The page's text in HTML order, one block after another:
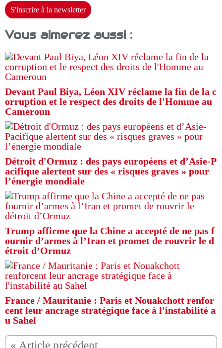
S'inscrire à la newsletter
Vous aimerez aussi :
Devant Paul Biya, Léon XIV réclame la fin de la c
orruption et le respect des droits de l'Homme au
Cameroun
Détroit d'Ormuz : des pays européens et d’Asie-P
acifique alertent sur des « risques graves » pour
l’énergie mondiale
Trump affirme que la Chine a accepté de ne pas f
ournir d’armes à l’Iran et promet de rouvrir le d
étroit d’Ormuz
France / Mauritanie : Paris et Nouakchott renfor
cent leur ancrage stratégique face à l'instabilité a
u Sahel